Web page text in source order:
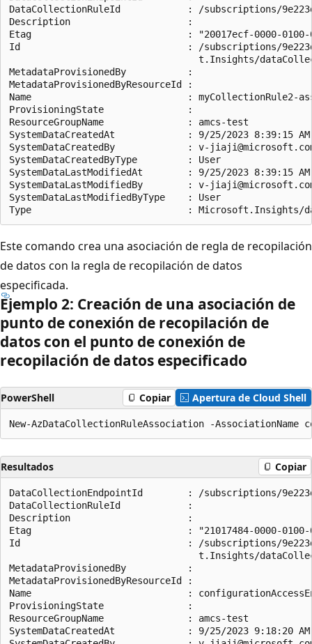
DataCollectionRuleId            : /subscriptions/
Description                     :
Etag                            : "20017ecf-0000-0100-
Id                              : /subscriptions/9e223dbe-
t.Insights/
MetadataProvisionedBy           :
MetadataProvisionedByResourceId :
Name                            : myCollectionRule2-
ProvisioningState               :
ResourceGroupName               : amcs-test
SystemDataCreatedAt             : 9/25/2023 8:39:15 AM
SystemDataCreatedBy             : v-
SystemDataCreatedByType         : User
SystemDataLastModifiedAt        : 9/25/2023 8:39:15 AM
SystemDataLastModifiedBy        : v-
SystemDataLastModifiedByType    : User
Este comando crea una asociación de regla de recopilación
de datos con la regla de recopilación de datos
especificada.
Ejemplo 2: Creación de una asociación de
punto de conexión de recopilación de
datos con el punto de conexión de
recopilación de datos especificado
PowerShell Copiar Apertura de Cloud Shell
Resultados Copiar
DataCollectionEndpointId        : /subscriptions/
DataCollectionRuleId            :
Description                     :
Etag                            : "21017484-0000-0100-
Id                              : /subscriptions/9e223dbe-
t.Insights/
MetadataProvisionedBy           :
MetadataProvisionedByResourceId :
Name                            :
ProvisioningState               :
ResourceGroupName               : amcs-test
SystemDataCreatedAt             : 9/25/2023 9:18:20 AM